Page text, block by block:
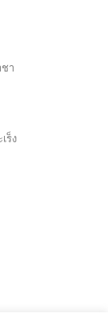
า
ร็ง